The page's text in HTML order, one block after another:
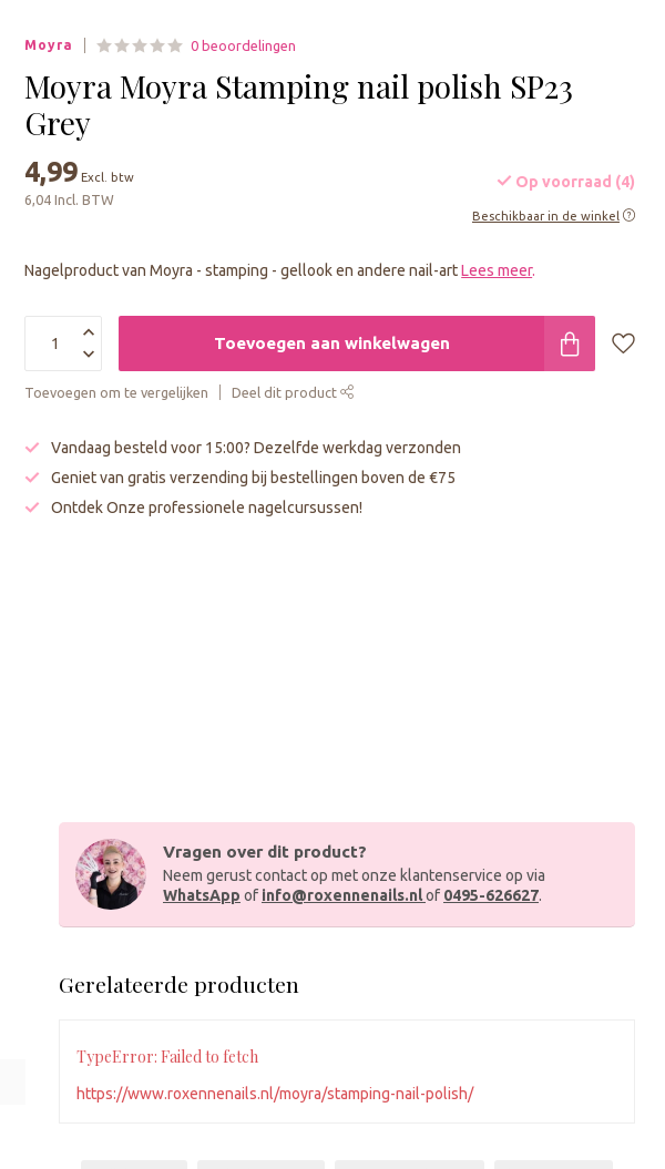
Moyra 0 beoordelingen
Moyra Moyra Stamping nail polish SP23
Grey
4,99 Excl. btw
6,04 Incl. BTW
Op voorraad (4)
Beschikbaar in de winkel
Nagelproduct van Moyra - stamping - gellook en andere nail-artLees meer.
Toevoegen aan winkelwagen
Toevoegen om te vergelijken Deel dit product
Vandaag besteld voor 15:00? Dezelfde werkdag verzonden
Geniet van gratis verzending bij bestellingen boven de €75
Ontdek Onze professionele nagelcursussen!
Vragen over dit product?
Neem gerust contact op met onze klantenservice op via
WhatsApp of info@roxennenails.nlof 0495-626627.
Gerelateerde producten
TypeError: Failed to fetch
https://www.roxennenails.nl/moyra/stamping-nail-polish/